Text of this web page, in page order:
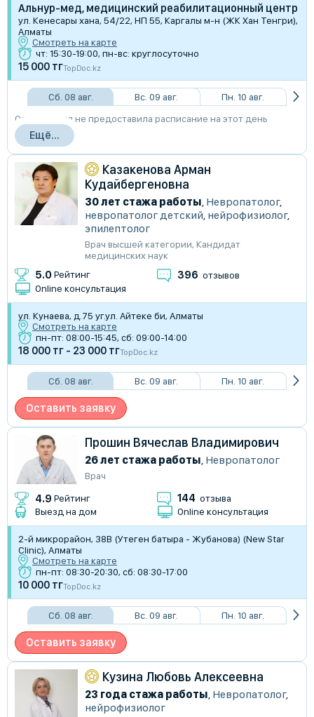
Альнур-мед, медицинский реабилитационный центр
ул. Кенесары хана, 54/22, НП 55, Каргалы м-н (ЖК ​Хан Тенгри),
Алматы
Смотреть на карте
чт: 15:30-19:00, пн-вс: круглосуточно
15 000 тгTopDoc.kz
Сб. 08 авг. Вс. 09 авг.
Пн. 10 авг.
Организация не предоставила расписание на этот день
Ещё...
Казакенова Арман
Кудайбергеновна
30 лет стажа работы, Невропатолог,
невропатолог детский, нейрофизиолог,
эпилептолог
Врач высшей категории, Кандидат
медицинских наук
5.0 Рейтинг 396 отзывов
Online консультация
ул. Кунаева, д.75 уг.ул. Айтеке би, Алматы
Смотреть на карте
пн-пт: 08:00-15:45, сб: 09:00-14:00
18 000 тг - 23 000 тгTopDoc.kz
Сб. 08 авг. Вс. 09 авг. Пн. 10 авг.
Оставить заявку
Прошин Вячеслав Владимирович
26 лет стажа работы, Невропатолог
Врач
4.9 Рейтинг 144 отзыва
Выезд на дом
Online консультация
2-й микрорайон, 38В (Утеген батыра - Жубанова) (New Star
Clinic), Алматы
Смотреть на карте
пн-пт: 08:30-20:30, сб: 08:30-17:00
10 000 тгTopDoc.kz
Сб. 08 авг. Вс. 09 авг. Пн. 10 авг.
Оставить заявку
Кузина Любовь Алексеевна
23 года стажа работы, Невропатолог,
нейрофизиолог